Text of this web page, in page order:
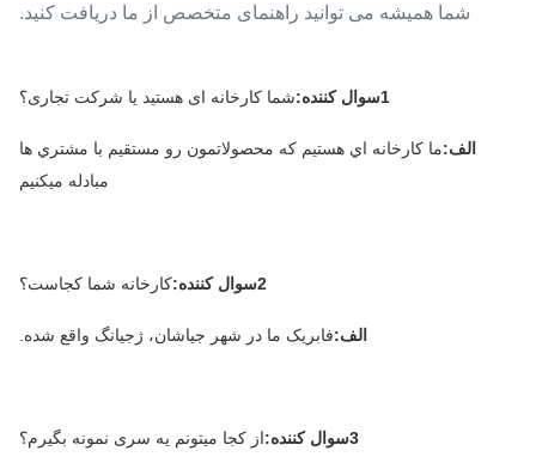
شما همیشه می توانید راهنمای متخصص از ما دریافت کنید.
1سوال کننده: شما کارخانه ای هستید یا شرکت تجاری؟
الف:ما کارخانه اي هستيم که محصولاتمون رو مستقيم با مشتري ها
مبادله ميکنيم
2سوال کننده: کارخانه شما کجاست؟
الف:فابريک ما در شهر جياشان، ژجيانگ واقع شده.
3سوال کننده: از کجا میتونم یه سری نمونه بگیرم؟